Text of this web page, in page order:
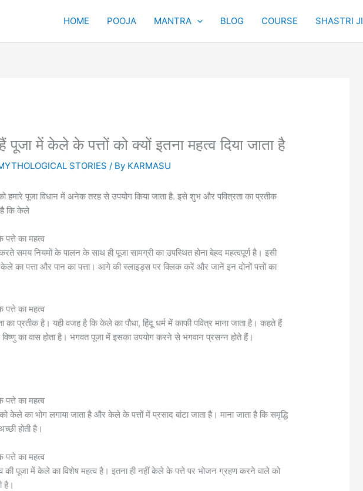
HOME POOJA MANTRA BLOG COURSE SHASTRI JI
में केले के पत्तों को क्यों इतना महत्व दिया जाता है
STORIES / By KARMASU
पूजा विधान में अनेक तरह से उपयोग किया जाता है. इसे शुभ और पवित्रता का प्रतीक
है कि केले
का महत्व
समय नियमों के पालन के साथ ही पूजा सामग्री का उपस्थित होना बेहद महत्वपूर्ण है। इसी
का पत्ता और पान का पत्ता। आगे की स्लाइड्स पर क्लिक करें और जानें इन दोनों पत्तों का
का महत्व
प्रतीक है। यही वजह है कि केले का पौधा, हिंदू धर्म में काफी पवित्र माना जाता है। कहते हैं
विष्णु का वास होता है। भगवत पूजा में इसका उपयोग करने से भगवान प्रसन्न होते हैं।
का महत्व
केले का भोग लगाया जाता है और केले के पत्तों में प्रसाद बांटा जाता है। माना जाता है कि समृद्धि
होती है।
का महत्व
की पूजा में केले का विशेष महत्व है। इतना ही नहीं केले के पत्ते पर भोजन ग्रहण करने वाले को
है।